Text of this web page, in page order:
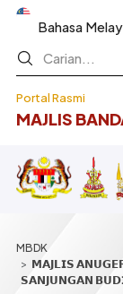
Langkau ke
Portal Rasmi
MAJLIS
Select your
𝗠𝗔𝗝𝗟𝗜𝗦
𝗦𝗔𝗡𝗝𝗨𝗡𝗚𝗔𝗡